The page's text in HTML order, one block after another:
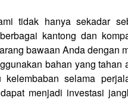
tidak hanya sekadar
kantong dan
bawaan Anda dengan
bahan yang tahan
selama
menjadi investasi